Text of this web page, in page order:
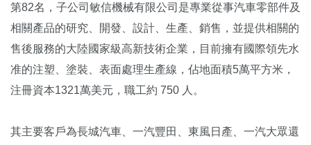
第82名，子公司敏信機械有限公司是專業從事汽車零部件及
相關產品的研究、開發、設計、生產、銷售，並提供相關的
售後服務的大陸國家級高新技術企業，目前擁有國際領先水
准的注塑、塗裝、表面處理生產線，佔地面積5萬平方米，
注冊資本1321萬美元，職工約 750 人。
其主要客戶為長城汽車、一汽豐田、東風日產、一汽大眾還